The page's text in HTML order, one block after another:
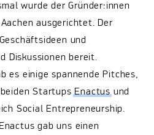
wurde der Gründer:innen
ausgerichtet. Der
und
Diskussionen bereit.
es einige spannende Pitches,
StartupsEnactusund
Social Entrepreneurship.
gab uns einen